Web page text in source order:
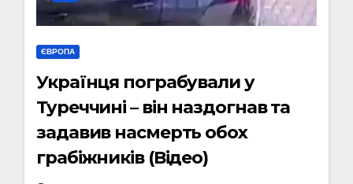
ЄВРОПА
Українця пограбували у
Туреччині – він наздогнав та
задавив насмерть обох
грабіжників (Відео)